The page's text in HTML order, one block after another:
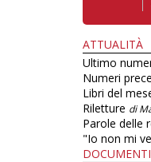
ATTUALITÀ
Ultimo
Numeri
Libri del
Riletture di
Parole delle
"Io non mi
DOCUMENTI